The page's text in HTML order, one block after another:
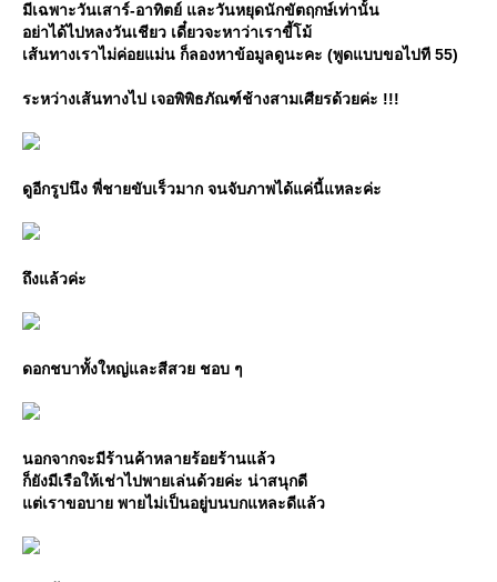
มีเฉพาะวันเสาร์-อาทิตย์ และวันหยุดนักขัตฤกษ์เท่านั้น
อย่าได้ไปหลงวันเชียว เดี๋ยวจะหาว่าเราขี้โม้
เส้นทางเราไม่ค่อยแม่น ก็ลองหาข้อมูลดูนะคะ (พูดแบบขอไปที 55)
ระหว่างเส้นทางไป เจอพิพิธภัณฑ์ช้างสามเศียรด้วยค่ะ !!!
ดูอีกรูปนึง พี่ชายขับเร็วมาก จนจับภาพได้แค่นี้แหละค่ะ
ถึงแล้วค่ะ
ดอกชบาทั้งใหญ่และสีสวย ชอบ ๆ
นอกจากจะมีร้านค้าหลายร้อยร้านแล้ว
ก็ยังมีเรือให้เช่าไปพายเล่นด้วยค่ะ น่าสนุกดี
แต่เราขอบาย พายไม่เป็นอยู่บนบกแหละดีแล้ว